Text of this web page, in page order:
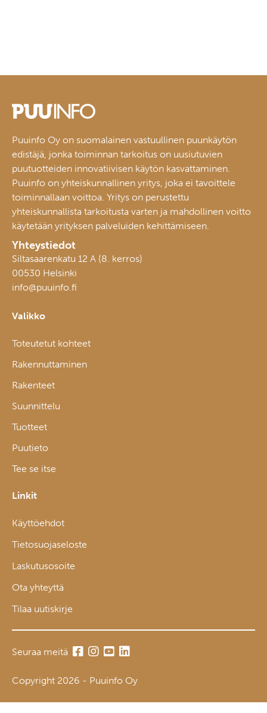
Puuinfo Oy on suomalainen vastuullinen puunkäytön
edistäjä, jonka toiminnan tarkoitus on uusiutuvien
puutuotteiden innovatiivisen käytön kasvattaminen.
Puuinfo on yhteiskunnallinen yritys, joka ei tavoittele
toiminnallaan voittoa. Yritys on perustettu
yhteiskunnallista tarkoitusta varten ja mahdollinen voitto
käytetään yrityksen palveluiden kehittämiseen.
Yhteystiedot
Siltasaarenkatu 12 A (8. kerros)
00530 Helsinki
info@puuinfo.fi
Valikko
Toteutetut kohteet
Rakennuttaminen
Rakenteet
Suunnittelu
Tuotteet
Puutieto
Tee se itse
Linkit
Käyttöehdot
Tietosuojaseloste
Laskutusosoite
Ota yhteyttä
Tilaa uutiskirje
Seuraa meitä
Copyright 2026 - Puuinfo Oy